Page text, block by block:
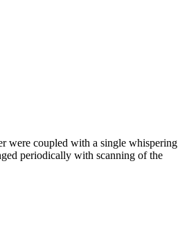
were coupled with a single whispering
periodically with scanning of the